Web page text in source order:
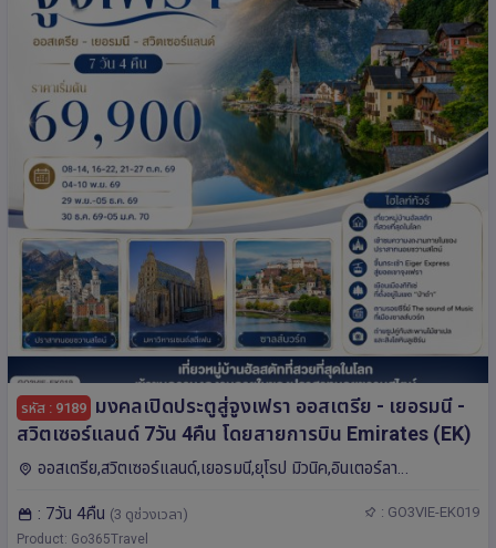
รหัส : 9189 มงคลเปิดประตูสู่จูงเฟรา ออสเตรีย - เยอรมนี -
สวิตเซอร์แลนด์ 7วัน 4คืน โดยสายการบิน Emirates (EK)
ออสเตรีย,สวิตเซอร์แลนด์,เยอรมนี,ยุโรป มิวนิค,อินเตอร์ลา
: 7วัน 4คืน (3 ดูช่วงเวลา) : GO3VIE-EK019
Product: Go365Travel